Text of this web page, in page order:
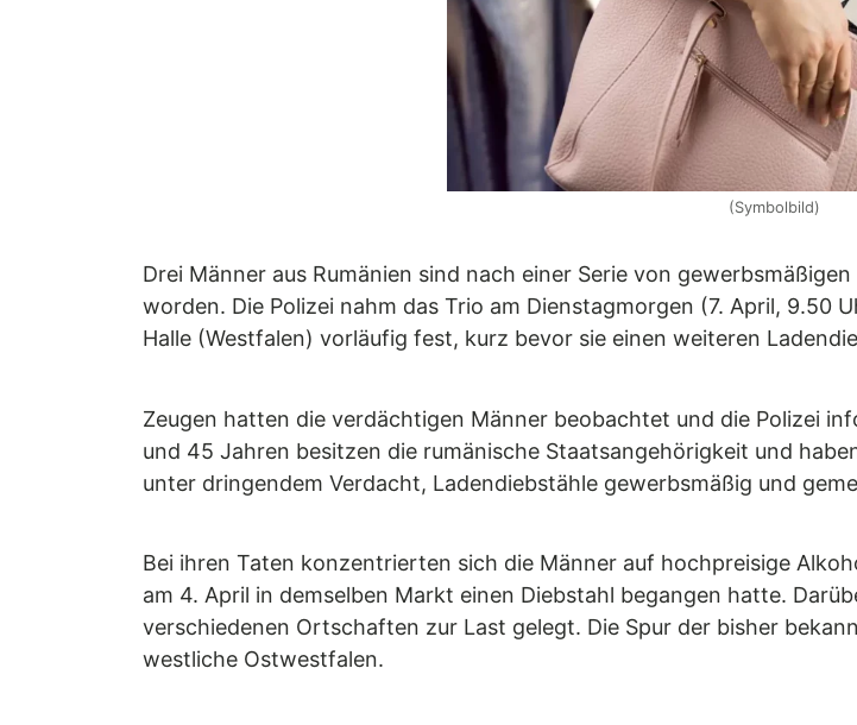
(Symbolbild)
Drei Männer aus Rumänien sind nach einer Serie von
worden. Die Polizei nahm das Trio am Dienstagmorgen (7. April, 9.50
Halle (Westfalen) vorläufig fest, kurz bevor sie einen weiteren
Zeugen hatten die verdächtigen Männer beobachtet und die Polizei
und 45 Jahren besitzen die rumänische Staatsangehörigkeit und
unter dringendem Verdacht, Ladendiebstähle gewerbsmäßig und
Bei ihren Taten konzentrierten sich die Männer auf hochpreisige
am 4. April in demselben Markt einen Diebstahl begangen hatte.
verschiedenen Ortschaften zur Last gelegt. Die Spur der bisher
westliche Ostwestfalen.